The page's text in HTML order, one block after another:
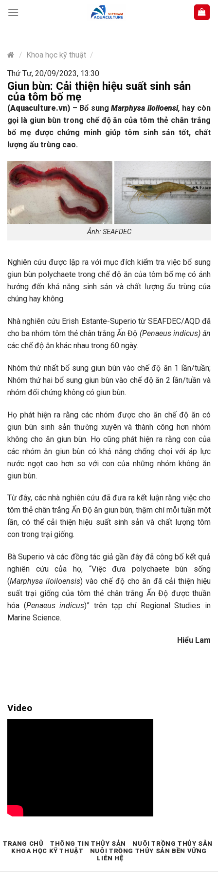
content
/ Khoa học kỹ thuật /
Thứ Tư, 20/09/2023, 13:30
Giun bùn: Cải thiện hiệu suất sinh sản
của tôm bố mẹ
(Aquaculture.vn) – Bổ sungMarphysa iloiloensi, hay còn
gọi làgiun bùn trong chế độ ăn của tôm thẻ chân trắng
bố mẹ được chứng minh giúp tôm sinh sản tốt, chất
lượng ấu trùng cao.
Ảnh: SEAFDEC
Nghiên cứu được lập ra với mục đích kiểm tra việc bổ sung
giun bùn polychaete trong chế độ ăn của tôm bố mẹ có ảnh
hưởng đến khả năng sinh sản và chất lượng ấu trùng của
chúng hay không.
Nhà nghiên cứu Erish Estante-Superio từ SEAFDEC/AQD đã
cho ba nhóm tôm thẻ chân trắng Ấn Độ (Penaeus indicus)ăn
các chế độ ăn khác nhau trong 60 ngày.
Nhóm thứ nhất bổ sung giun bùn vào chế độ ăn 1 lần/tuần;
Nhóm thứ hai bổ sung giun bùn vào chế độ ăn 2 lần/tuần và
nhóm đối chứng không có giun bùn.
Họ phát hiện ra rằng các nhóm được cho ăn chế độ ăn có
giun bùn sinh sản thường xuyên và thành công hơn nhóm
không cho ăn giun bùn. Họ cũng phát hiện ra rằng con của
các nhóm ăn giun bùn có khả năng chống chọi với áp lực
nước ngọt cao hơn so với con của những nhóm không ăn
giun bùn.
Từ đây, các nhà nghiên cứu đã đưa ra kết luận rằng việc cho
tôm thẻ chân trắng Ấn Độ ăn giun bùn, thậm chí mỗi tuần một
lần, có thể cải thiện hiệu suất sinh sản và chất lượng tôm
con trong trại giống.
Bà Superio và các đồng tác giả gần đây đã công bố kết quả
nghiên cứu của họ, “Việc đưa polychaete bùn sống
(Marphysa iloiloensis) vào chế độ cho ăn đã cải thiện hiệu
suất trại giống của tôm thẻ chân trắng Ấn Độ được thuần
hóa (Penaeus indicus)” trên tạp chí Regional Studies in
Marine Science.
Hiểu Lam
Video
TRANG CHỦ THÔNG TIN THỦY SẢN
NUÔI TRỒNG THỦY SẢN
KHOA HỌC KỸ THUẬT
NUÔI TRỒNG THỦY SẢN BỀN VỮNG
LIÊN HỆ